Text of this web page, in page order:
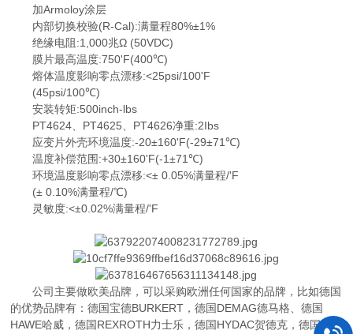
加Armoloy涂层
内部切换校验(R-Cal):满量程80%±1%
绝缘电阻:1,000兆Ω (50VDC)
膜片最高温度:750'F(400℃)
熔体温度影响零点漂移:<25psi/100'F
(45psi/100℃)
安装转矩:500inch-lbs
PT4624、PT4625、PT4626净重:2Ibs
应变片外壳环境温度:-20±160'F(-29±71℃)
温度补偿范围:+30±160'F(-1±71℃)
环境温度影响零点漂移:<± 0.05%满量程/'F
(± 0.10%满量程/℃)
灵敏度:<±0.02%满量程/'F
公司主要做欧美品牌，可以采购欧洲任何国家的品牌，比如德国
的优势品牌有：德国宝德BURKERT，德国DEMAG德马格、德国
HAWE哈威，德国REXROTH力士乐，德国HYDAC贺德克，德国